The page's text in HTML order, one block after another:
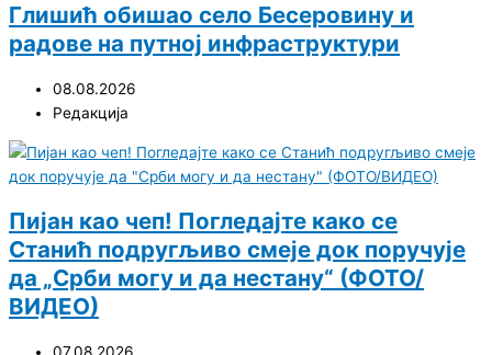
Глишић обишао село Бесеровину и
радове на путној инфраструктури
08.08.2026
Редакција
Пијан као чеп! Погледајте како се
Станић подругљиво смеје док поручује
да „Срби могу и да нестану“ (ФОТО/
ВИДЕО)